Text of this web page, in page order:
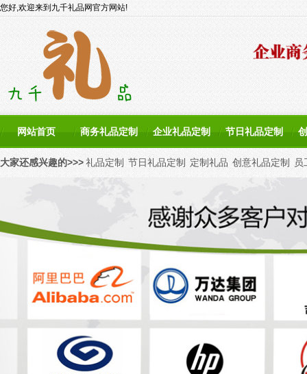
网站首页 商务礼品定制 企业礼品定制 节日礼品定制
您好,欢迎来到九千礼品网官方网站!
大家还感兴趣的>>>礼品定制 节日礼品定制 定制礼品 创意礼品定制 员